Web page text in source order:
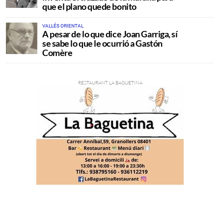
que el plano quede bonito
VALLÉS ORIENTAL
A pesar de lo que dice Joan Garriga, sí
se sabe lo que le ocurrió a Gastón
Comère